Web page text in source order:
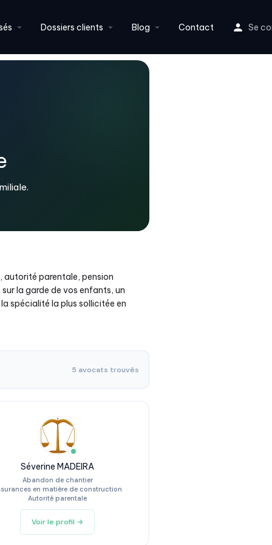
Dossiers clients Blog Contact Se
autorité parentale, pension
la garde de vos enfants, un
spécialité la plus sollicitée en
5 avocats trouvés
Séverine MADEIRA
Abandon de chantier
en matière de construction
Autorité parentale
Voir le profil →